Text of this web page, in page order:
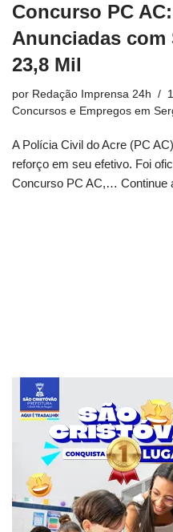
Concurso PC
Anunciadas com
23,8 Mil
por Redação Imprensa 24h
Concursos e Empregos em
A Polícia Civil do Acre (PC
reforço em seu efetivo. Foi
Concurso PC AC,… Continue